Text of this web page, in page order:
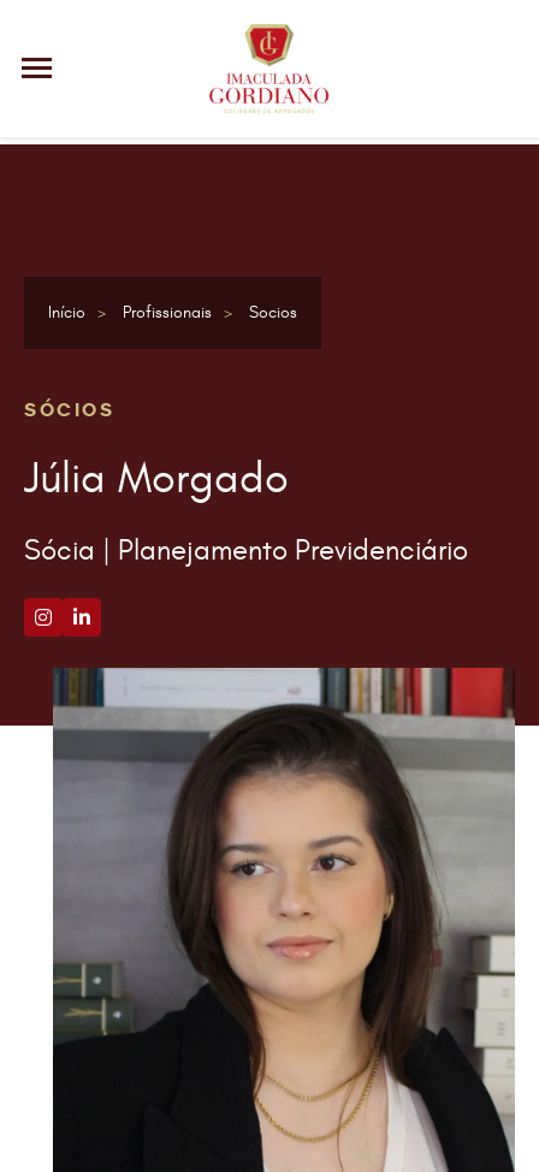
Início Profissionais Socios
SÓCIOS
Júlia Morgado
Sócia | Planejamento Previdenciário